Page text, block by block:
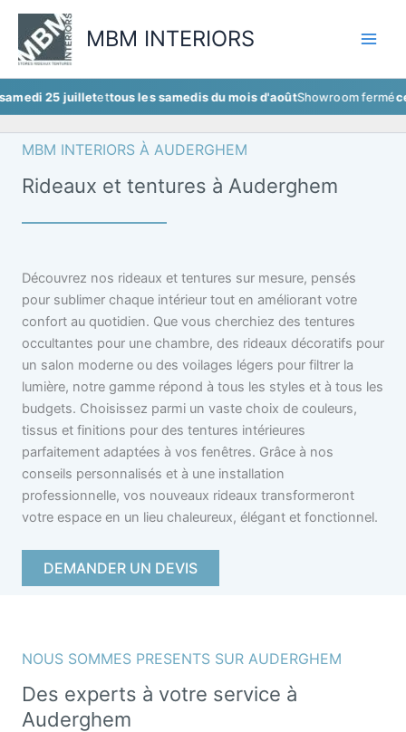
Aller
contenu
MBM INTERIORS
juillet ettous les samedis du mois d'aoûtShowroom ferméce
MBM INTERIORS À AUDERGHEM
Rideaux et tentures à Auderghem
Découvrez nos rideaux et tentures sur mesure, pensés
pour sublimer chaque intérieur tout en améliorant votre
confort au quotidien. Que vous cherchiez des tentures
occultantes pour une chambre, des rideaux décoratifs pour
un salon moderne ou des voilages légers pour filtrer la
lumière, notre gamme répond à tous les styles et à tous les
budgets. Choisissez parmi un vaste choix de couleurs,
tissus et finitions pour des tentures intérieures
parfaitement adaptées à vos fenêtres. Grâce à nos
conseils personnalisés et à une installation
professionnelle, vos nouveaux rideaux transformeront
votre espace en un lieu chaleureux, élégant et fonctionnel.
DEMANDER UN DEVIS
NOUS SOMMES PRESENTS SUR AUDERGHEM
Des experts à votre service à
Auderghem